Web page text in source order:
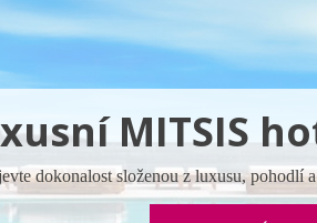
MITSIS
dokonalost složenou z luxusu, pohodlí